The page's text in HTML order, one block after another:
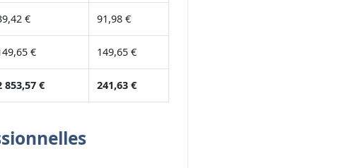
€ 91,98 €
€ 149,65 €
853,57 € 241,63 €